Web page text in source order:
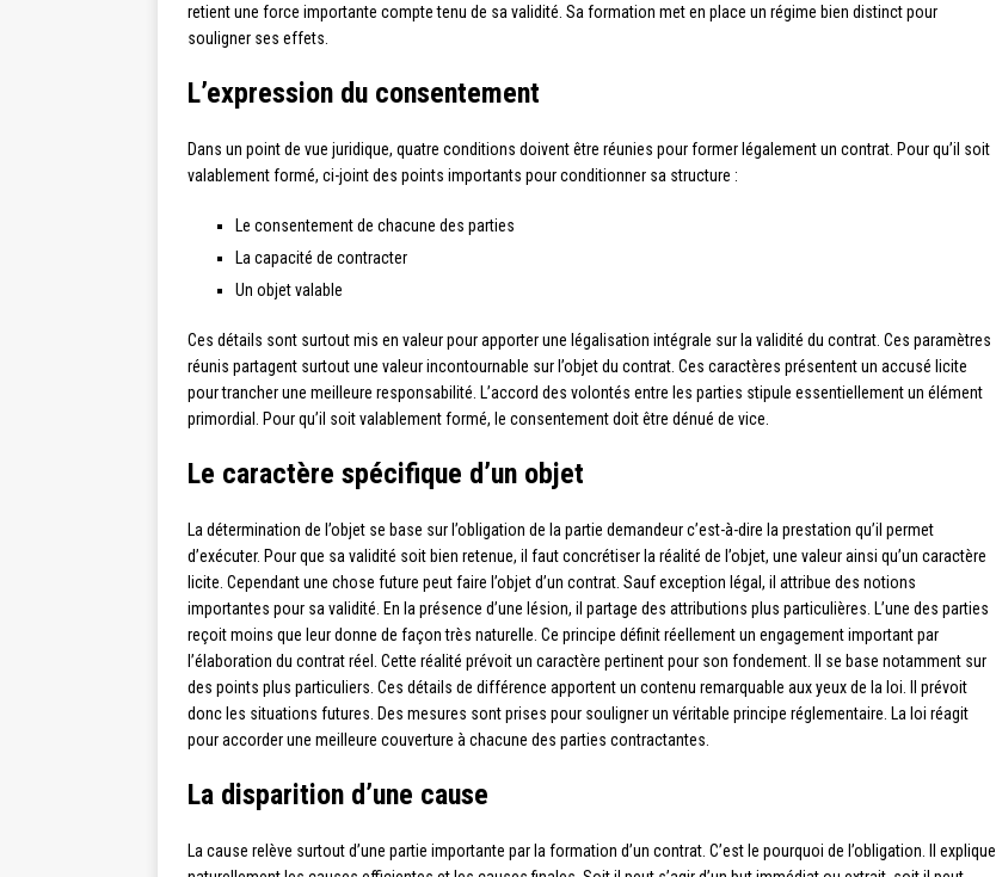
retient une force importante compte tenu de sa validité. Sa formation met en place un régime bien distinct pour
souligner ses effets.
L’expression du consentement
Dans un point de vue juridique, quatre conditions doivent être réunies pour former légalement un contrat. Pour qu’il soit
valablement formé, ci-joint des points importants pour conditionner sa structure :
Le consentement de chacune des parties
La capacité de contracter
Un objet valable
Ces détails sont surtout mis en valeur pour apporter une légalisation intégrale sur la validité du contrat. Ces paramètres
réunis partagent surtout une valeur incontournable sur l’objet du contrat. Ces caractères présentent un accusé licite
pour trancher une meilleure responsabilité. L’accord des volontés entre les parties stipule essentiellement un élément
primordial. Pour qu’il soit valablement formé, le consentement doit être dénué de vice.
Le caractère spécifique d’un objet
La détermination de l’objet se base sur l’obligation de la partie demandeur c’est-à-dire la prestation qu’il permet
d’exécuter. Pour que sa validité soit bien retenue, il faut concrétiser la réalité de l’objet, une valeur ainsi qu’un caractère
licite. Cependant une chose future peut faire l’objet d’un contrat. Sauf exception légal, il attribue des notions
importantes pour sa validité. En la présence d’une lésion, il partage des attributions plus particulières. L’une des parties
reçoit moins que leur donne de façon très naturelle. Ce principe définit réellement un engagement important par
l’élaboration du contrat réel. Cette réalité prévoit un caractère pertinent pour son fondement. Il se base notamment sur
des points plus particuliers. Ces détails de différence apportent un contenu remarquable aux yeux de la loi. Il prévoit
donc les situations futures. Des mesures sont prises pour souligner un véritable principe réglementaire. La loi réagit
pour accorder une meilleure couverture à chacune des parties contractantes.
La disparition d’une cause
La cause relève surtout d’une partie importante par la formation d’un contrat. C’est le pourquoi de l’obligation. Il explique